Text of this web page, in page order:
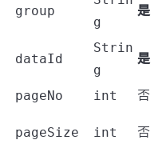
group
g
是
dataId
Strin
g
是
pageNo int 否
pageSize int 否